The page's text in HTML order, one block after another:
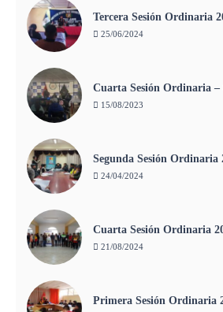
Tercera Sesión Ordinaria
25/06/2024
Cuarta Sesión Ordinaria –
15/08/2023
Segunda Sesión Ordinaria
24/04/2024
Cuarta Sesión Ordinaria
21/08/2024
Primera Sesión Ordinaria